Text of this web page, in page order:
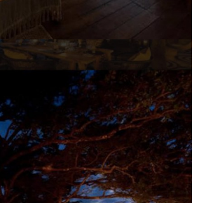
Camp de brousse Chindeni